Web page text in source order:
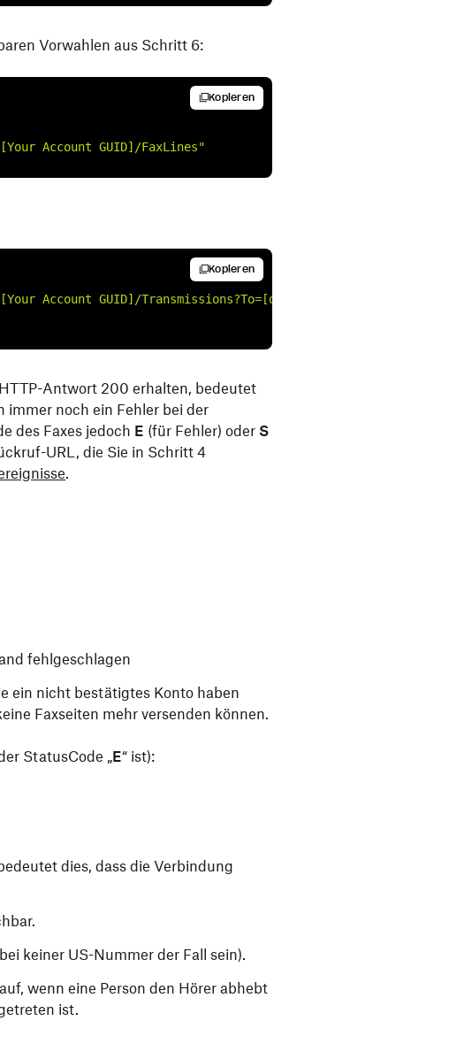
Vorwahlen aus Schritt 6:
Kopieren
Account GUID]/FaxLines"
Kopieren
Account GUID]/Transmissions?To=[destination phone number]"
Antwort 200 erhalten, bedeutet
immer noch ein Fehler bei der
des Faxes jedoch E (für Fehler) oder S
URL, die Sie in Schritt 4
.
fehlgeschlagen
ein nicht bestätigtes Konto haben
Faxseiten mehr versenden können.
StatusCode „E“ ist):
dies, dass die Verbindung
keiner US-Nummer der Fall sein).
wenn eine Person den Hörer abhebt
ist.